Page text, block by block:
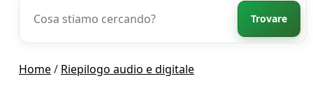
Trovare
Home/ Riepilogo audio e digitale